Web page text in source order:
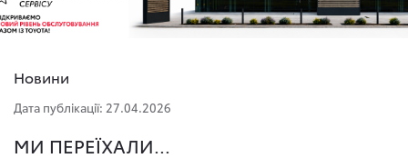
Новини
Дата публікації: 27.04.2026
МИ ПЕРЕЇХАЛИ...